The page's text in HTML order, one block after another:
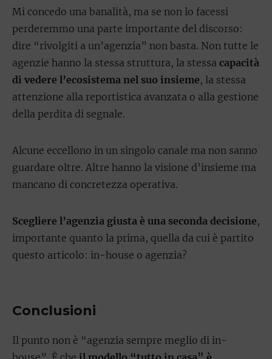
Mi concedo una banalità, ma se non lo facessi
perderemmo una parte importante del discorso:
dire “rivolgiti a un’agenzia” non basta. Non tutte le
agenzie hanno la stessa struttura, la stessa capacità
di vedere l’ecosistema nel suo insieme, la stessa
attenzione alla reportistica avanzata o alla gestione
della perdita di segnale.
Alcune eccellono in un singolo canale ma non sanno
guardare oltre. Altre hanno la visione d’insieme ma
mancano di concretezza operativa.
Scegliere l’agenzia giusta è una seconda decisione,
importante quanto la prima, quella da cui è partito
questo articolo: in-house o agenzia?
Conclusioni
Il punto non è “agenzia sempre meglio di in-